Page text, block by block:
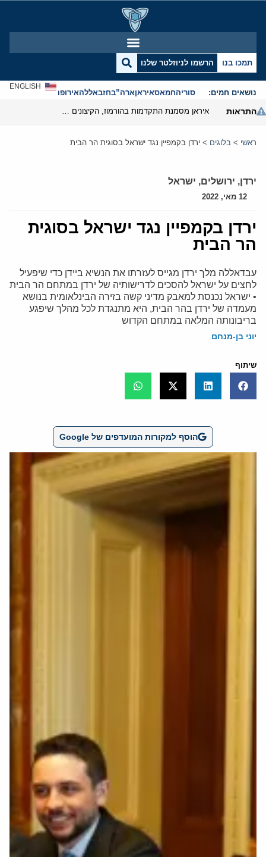
תמכו בנו הרשמו לניוזלטר שלנו
נושאים חמים: סוריהחמאסאיראןארה”בחזבאללהאירופהאנטישמיות
ENGLISH
התראות
ראשי > בלוגים > ירדן בקמפיין נגד ישראל בסוגית הר הבית
ירדן, ירושלים, ישראל
12 מאי, 2022
ירדן בקמפיין נגד ישראל בסוגית
הר הבית
עבדאללה מלך ירדן מגייס לעזרתו את הנשיא ביידן כדי שיפעיל
לחצים על ישראל להסכים לדרישותיה של ירדן במתחם הר הבית
• ישראל נכנסת למאבק מדיני קשה בזירה הבינלאומית בנושא
מעמדה של ירדן בהר הבית, היא מתנגדת לכל מהלך שיפגע
בריבונותה המלאה במתחם הקדוש
יוני בן-מנחם
שיתוף
הוסף למקורות המועדפים של Google